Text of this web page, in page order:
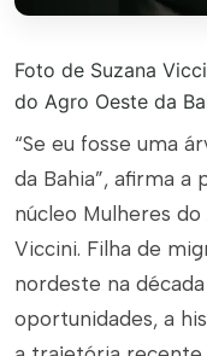
Foto de Suzana
do Agro Oeste da
“Se eu fosse uma
da Bahia”, afirma
núcleo Mulheres
Viccini. Filha de
nordeste na
oportunidades, a